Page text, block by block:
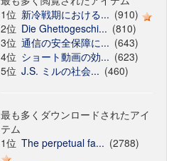
1位 新冷戦期における... (910)
2位 Die Ghettogeschi... (810)
3位 通信の安全保障に... (643)
4位 ショート動画の効... (623)
5位 J.S. ミルの社会... (460)
最も多くダウンロードされたアイ
テム
1位 The perpetual fa... (2788)